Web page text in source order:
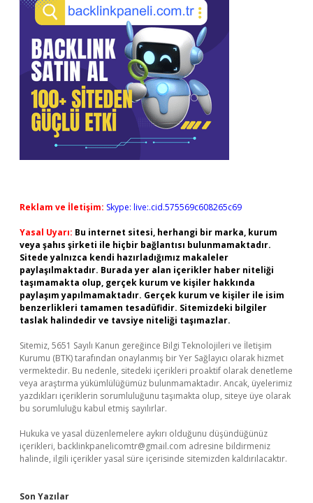
Reklam ve İletişim: Skype: live:.cid.575569c608265c69
Yasal Uyarı: Bu internet sitesi, herhangi bir marka, kurum
veya şahıs şirketi ile hiçbir bağlantısı bulunmamaktadır.
Sitede yalnızca kendi hazırladığımız makaleler
paylaşılmaktadır. Burada yer alan içerikler haber niteliği
taşımamakta olup, gerçek kurum ve kişiler hakkında
paylaşım yapılmamaktadır. Gerçek kurum ve kişiler ile isim
benzerlikleri tamamen tesadüfidir. Sitemizdeki bilgiler
taslak halindedir ve tavsiye niteliği taşımazlar.
Sitemiz, 5651 Sayılı Kanun gereğince Bilgi Teknolojileri ve İletişim
Kurumu (BTK) tarafından onaylanmış bir Yer Sağlayıcı olarak hizmet
vermektedir. Bu nedenle, sitedeki içerikleri proaktif olarak denetleme
veya araştırma yükümlülüğümüz bulunmamaktadır. Ancak, üyelerimiz
yazdıkları içeriklerin sorumluluğunu taşımakta olup, siteye üye olarak
bu sorumluluğu kabul etmiş sayılırlar.
Hukuka ve yasal düzenlemelere aykırı olduğunu düşündüğünüz
içerikleri, backlinkpanelicomtr@gmail.com adresine bildirmeniz
halinde, ilgili içerikler yasal süre içerisinde sitemizden kaldırılacaktır.
Son Yazılar